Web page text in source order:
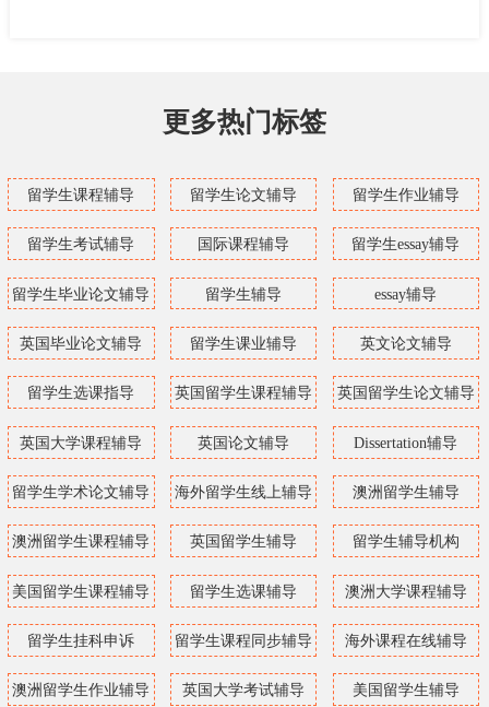
更多热门标签
留学生课程辅导 留学生论文辅导 留学生作业辅导
留学生考试辅导 国际课程辅导 留学生essay辅导
留学生毕业论文辅导 留学生辅导 essay辅导
英国毕业论文辅导 留学生课业辅导 英文论文辅导
留学生选课指导 英国留学生课程辅导 英国留学生论文辅导
英国大学课程辅导 英国论文辅导 Dissertation辅导
留学生学术论文辅导 海外留学生线上辅导 澳洲留学生辅导
澳洲留学生课程辅导 英国留学生辅导 留学生辅导机构
美国留学生课程辅导 留学生选课辅导 澳洲大学课程辅导
留学生挂科申诉 留学生课程同步辅导 海外课程在线辅导
澳洲留学生作业辅导 英国大学考试辅导 美国留学生辅导